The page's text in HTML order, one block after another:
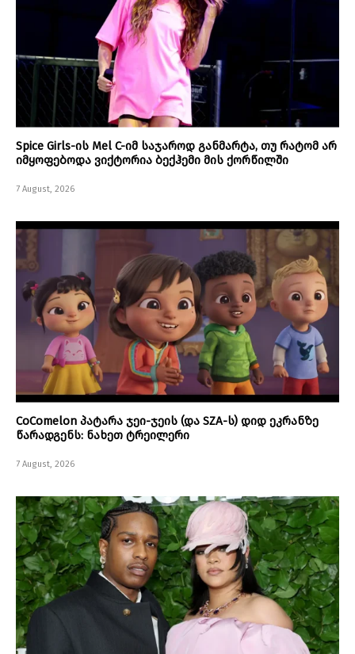
Spice Girls-ის Mel C-იმ საჯაროდ განმარტა, თუ რატომ არ
იმყოფებოდა ვიქტორია ბექჰემი მის ქორწილში
7 August, 2026
CoComelon პატარა ჯეი-ჯეის (და SZA-ს) დიდ ეკრანზე
წარადგენს: ნახეთ ტრეილერი
7 August, 2026